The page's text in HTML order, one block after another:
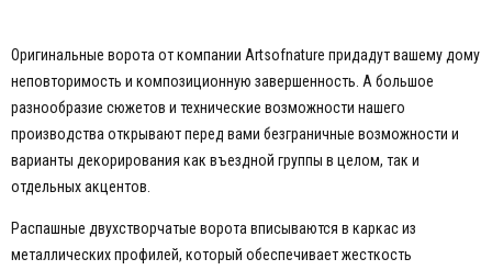
Оригинальные ворота от компании Artsofnature придадут вашему дому
неповторимость и композиционную завершенность. А большое
разнообразие сюжетов и технические возможности нашего
производства открывают перед вами безграничные возможности и
варианты декорирования как въездной группы в целом, так и
отдельных акцентов.
Распашные двухстворчатые ворота вписываются в каркас из
металлических профилей, который обеспечивает жесткость